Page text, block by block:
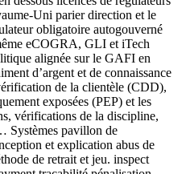
Uni parier direction et le
obligatoire autogouverné
eCOGRA, GLI et iTech
alignée sur le GAFI en
d’argent et de connaissance
de la clientèle (CDD),
exposées (PEP) et les
vérifications de la discipline,
Systèmes pavillon de
et explication abus de
de retrait et jeu. inspect